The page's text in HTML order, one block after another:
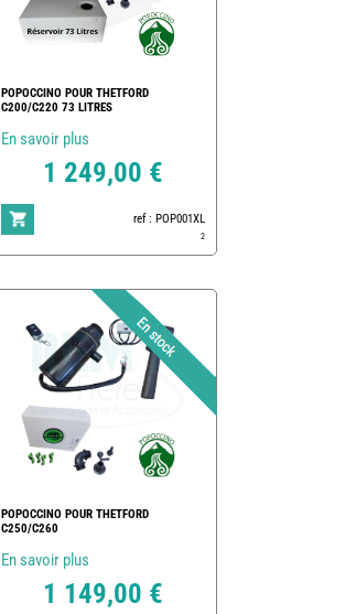
POPOCCINO POUR THETFORD
C200/C220 73 LITRES
En savoir plus
1 249,00 €
ref : POP001XL
2
POPOCCINO POUR THETFORD
C250/C260
En savoir plus
1 149,00 €